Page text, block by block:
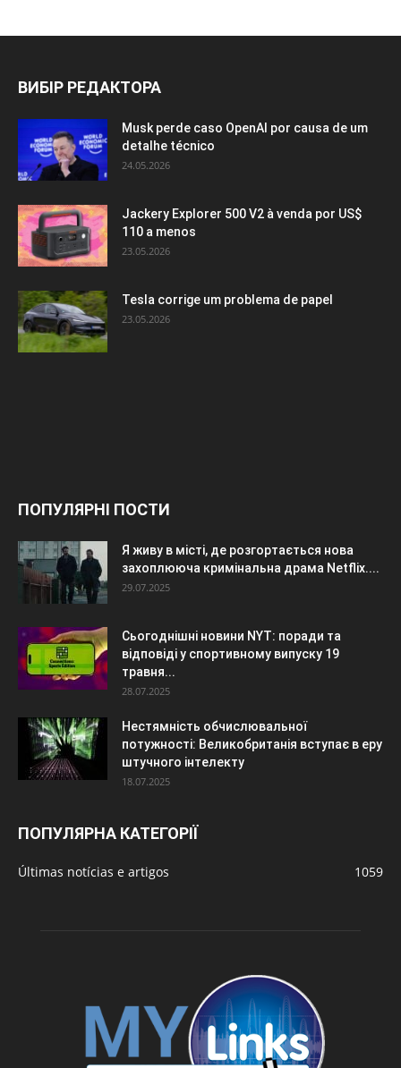
ВИБІР РЕДАКТОРА
Musk perde caso OpenAI por causa de um
detalhe técnico
24.05.2026
Jackery Explorer 500 V2 à venda por US$
110 a menos
23.05.2026
Tesla corrige um problema de papel
23.05.2026
ПОПУЛЯРНІ ПОСТИ
Я живу в місті, де розгортається нова
захоплююча кримінальна драма Netflix....
29.07.2025
Сьогоднішні новини NYT: поради та
відповіді у спортивному випуску 19
травня...
28.07.2025
Нестямність обчислювальної
потужності: Великобританія вступає в еру
штучного інтелекту
18.07.2025
ПОПУЛЯРНА КАТЕГОРІЇ
Últimas notícias e artigos 1059